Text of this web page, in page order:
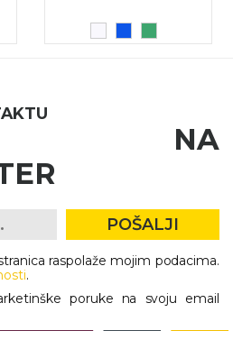
NA
POŠALJI
raspolaže mojim podacima.
.
poruke na svoju email